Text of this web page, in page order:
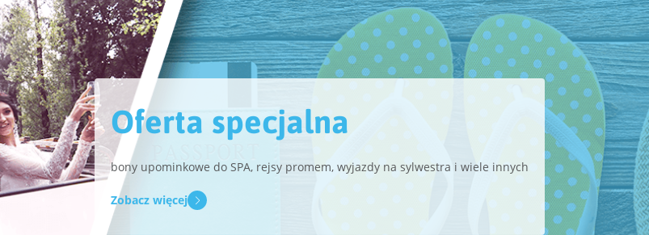
Oferta specjalna
bony upominkowe do SPA, rejsy promem, wyjazdy na sylwestra i wiele innych
Zobacz więcej